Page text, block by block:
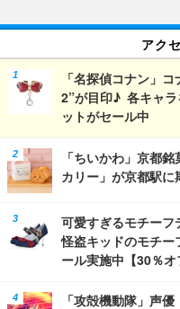
アク
「名探偵コナン」
2”が目印♪ 各キャラ
ットがセール中
「ちいかわ」京都
カリー」が京都駅に
可愛すぎるモチー
怪盗キッドのモチ
ール実施中【30％オ
「攻殻機動隊」声